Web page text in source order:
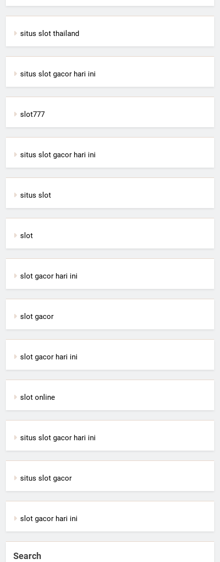
situs slot thailand
situs slot gacor hari ini
slot777
situs slot gacor hari ini
situs slot
slot
slot gacor hari ini
slot gacor
slot gacor hari ini
slot online
situs slot gacor hari ini
situs slot gacor
slot gacor hari ini
Search